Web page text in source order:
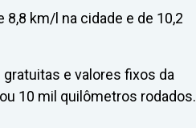
km/l na cidade e de 10,2
e valores fixos da
10 mil quilômetros rodados.